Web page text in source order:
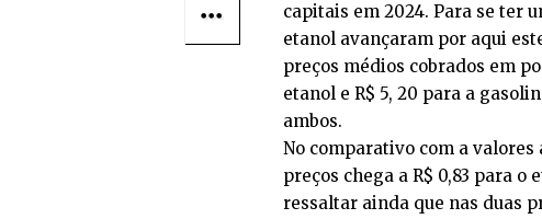
capitais em 2024. Para se ter
etanol avançaram por aqui
preços médios cobrados em
etanol e R$ 5, 20 para a
ambos.
No comparativo com a valores
preços chega a R$ 0,83 para o
ressaltar ainda que nas duas